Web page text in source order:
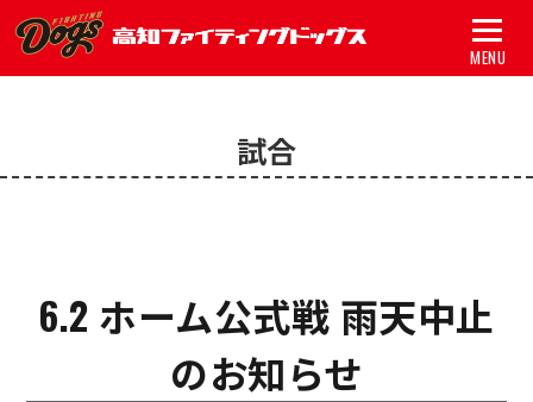
試合
6.2 ホーム公式戦 雨天中止
のお知らせ
MENU
試合